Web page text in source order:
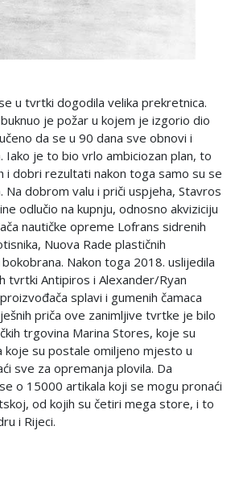
u tvrtki dogodila velika prekretnica.
je požar u kojem je izgorio dio
da se u 90 dana sve obnovi i
Iako je to bio vrlo ambiciozan plan, to
i dobri rezultati nakon toga samo su se
Na dobrom valu i priči uspjeha, Stavros
odlučio na kupnju, odnosno akviziciju
nautičke opreme Lofrans sidrenih
Nuova Rade plastičnih
Nakon toga 2018. uslijedila
tvrtki Antipiros i Alexander/Ryan
splavi i gumenih čamaca
priča ove zanimljive tvrtke je bilo
trgovina Marina Stores, koje su
koje su postale omiljeno mjesto u
sve za opremanja plovila. Da
o 15000 artikala koji se mogu pronaći
od kojih su četiri mega store, i to
i Rijeci.